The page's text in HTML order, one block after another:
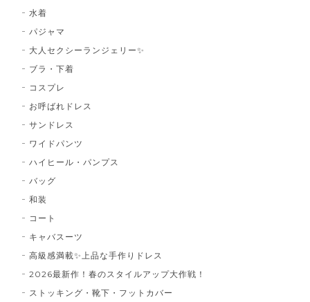
水着
パジャマ
大人セクシーランジェリー✨
ブラ・下着
コスプレ
お呼ばれドレス
サンドレス
ワイドパンツ
ハイヒール・パンプス
バッグ
和装
コート
キャバスーツ
高級感満載✨上品な手作りドレス
2026最新作！春のスタイルアップ大作戦！
ストッキング・靴下・フットカバー